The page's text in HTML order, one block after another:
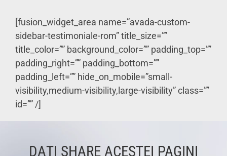
[fusion_widget_area name=”avada-custom-
sidebar-testimoniale-rom” title_size=””
title_color=”” background_color=”” padding_top=””
padding_right=”” padding_bottom=””
padding_left=”” hide_on_mobile=”small-
visibility,medium-visibility,large-visibility” class=””
id=”” /]
DAȚI SHARE ACESTEI PAGINI